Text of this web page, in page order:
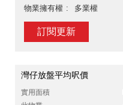
物業擁有權
多業權
訂閱更新
灣仔放盤平均呎價
實用面積